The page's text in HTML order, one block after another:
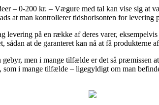
– 0-200 kr. – Vægure med tal kan vise sig at
at man kontrollerer tidshorisonten for levering
levering på en række af deres varer,
at de garanteret kan nå at få produkterne
men i mange tilfælde er det så præmissen
som i mange tilfælde – ligegyldigt om man